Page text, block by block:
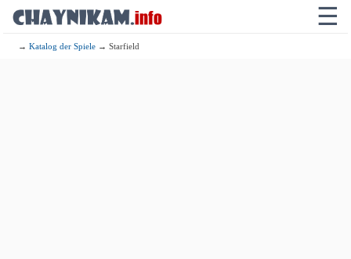
☰
→Katalog der Spiele → Starfield